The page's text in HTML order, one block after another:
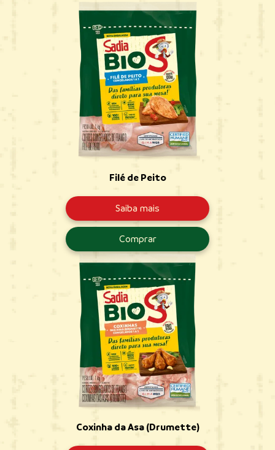
Filé de Peito
Saiba mais
Comprar
Coxinha da Asa (Drumette)